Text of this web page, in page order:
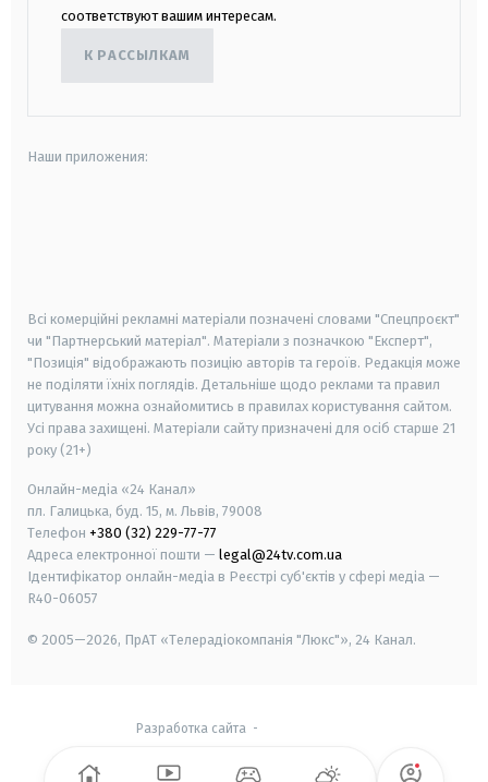
соответствуют вашим интересам.
К РАССЫЛКАМ
Наши приложения:
Всі комерційні рекламні матеріали позначені словами "Спецпроєкт"
чи "Партнерський матеріал". Матеріали з позначкою "Експерт",
"Позиція" відображають позицію авторів та героїв. Редакція може
не поділяти їхніх поглядів. Детальніше щодо реклами та правил
цитування можна ознайомитись в правилах користування сайтом.
Усі права захищені. Матеріали сайту призначені для осіб старше 21
року (21+)
Онлайн-медіа «24 Канал»
пл. Галицька, буд. 15, м. Львів, 79008
Телефон +380 (32) 229-77-77
Адреса електронної пошти — legal@24tv.com.ua
Ідентифікатор онлайн-медіа в Реєстрі суб'єктів у сфері медіа —
R40-06057
© 2005—2026, ПрАТ «Телерадіокомпанія "Люкс"», 24 Канал.
Разработка сайта -